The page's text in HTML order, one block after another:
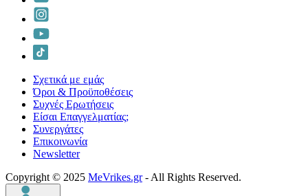
Σχετικά με εμάς
Όροι & Προϋποθέσεις
Συχνές Ερωτήσεις
Είσαι Επαγγελματίας;
Συνεργάτες
Επικοινωνία
Νewsletter
Copyright © 2025 MeVrikes.gr- All Rights Reserved.